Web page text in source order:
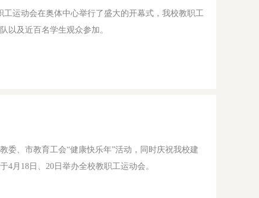
工运动会在奥体中心举行了盛大的开幕式，我校教职工
以及近百名学生观众参加。
委、市教育工会“健康快乐年”活动，同时庆祝我校建
4月18日、20日举办全校教职工运动会。